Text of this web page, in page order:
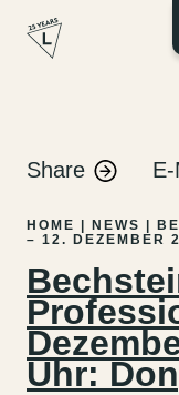
springenShare E-
HOME NEWS
– 12. DEZEMBER
Uhr: